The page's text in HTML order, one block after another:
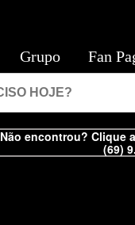
Não encontrou? Clique
(69)
Grupo Fan